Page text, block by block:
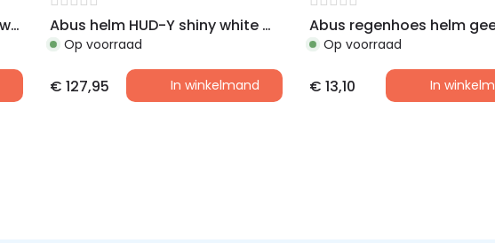
Abus helm HUD-Y signal yellow M 54-58cm Abus helm HUD-Y shiny white M 54-58cm
Op voorraad
€ 127,95 In winkelmand
Abus regenhoes helm
Op voorraad
€ 13,10 In